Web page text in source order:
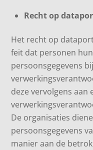
Recht op
Het recht op
feit dat personen
persoonsgegevens
deze vervolgens aan
De organisaties
persoonsgegevens
manier aan de